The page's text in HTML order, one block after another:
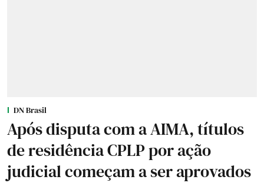
DN Brasil
Após disputa com a AIMA, títulos
de residência CPLP por ação
judicial começam a ser aprovados